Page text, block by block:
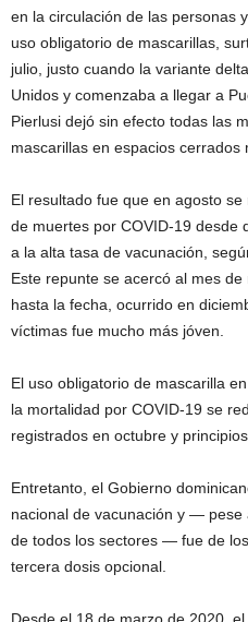
en la circulación de las personas
uso obligatorio de mascarillas,
julio, justo cuando la variante
Unidos y comenzaba a llegar a
Pierlusi dejó sin efecto todas las
mascarillas en espacios cerrados
El resultado fue que en agosto
de muertes por COVID-19 desde
a la alta tasa de vacunación,
Este repunte se acercó al mes
hasta la fecha, ocurrido en
víctimas fue mucho más jóven.
El uso obligatorio de mascarilla
la mortalidad por COVID-19 se
registrados en octubre y
Entretanto, el Gobierno
nacional de vacunación y —
de todos los sectores — fue de
tercera dosis opcional.